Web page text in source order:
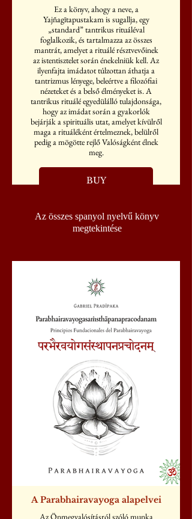
Ez a könyv, ahogy a neve, a
Yajñagītapustakam is sugallja, egy
„standard” tantrikus rituáléval
foglalkozik, és tartalmazza az összes
mantrát, amelyet a rituálé résztvevőinek
az istentisztelet során énekelniük kell. Az
ilyenfajta imádatot túlzottan áthatja a
tantrizmus lényege, beleértve a filozófiai
nézeteket és a belső élményeket is. A
tantrikus rituálé egyedülálló tulajdonsága,
hogy az imádat során a gyakorlók
bejárják a spirituális utat, amelyet kívülről
maga a rituáléként értelmeznek, belülről
pedig a mögötte rejlő Valóságként élnek
meg.
BUY
Az összes spanyol nyelvű könyv
megtekintése
A Parabhairavayoga alapelvei
Az Önmegvalósításról szóló munka